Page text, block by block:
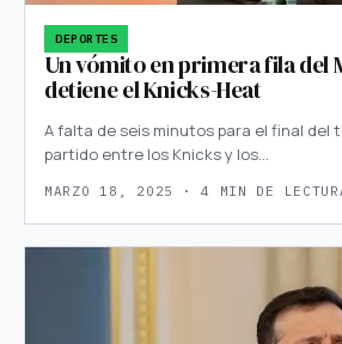
DEPORTES
Un vómito en primera fila del
detiene el Knicks-Heat
A falta de seis minutos para el final del
partido entre los Knicks y los…
MARZO 18, 2025 · 4 MIN DE